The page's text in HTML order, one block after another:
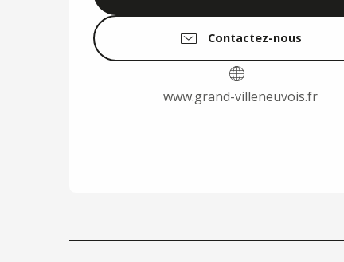
Contactez-nous
www.grand-villeneuvois.fr